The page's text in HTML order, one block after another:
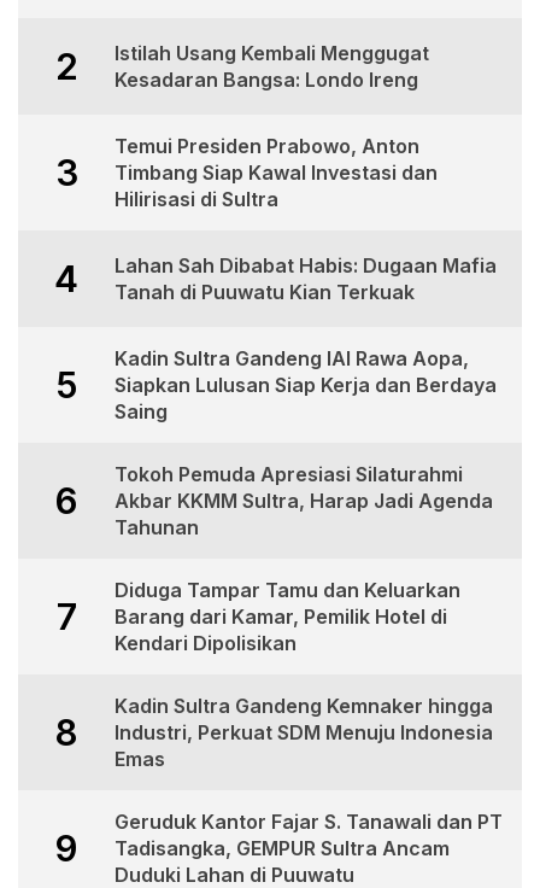
2
Istilah Usang Kembali Menggugat
Kesadaran Bangsa: Londo Ireng
3
Temui Presiden Prabowo, Anton
Timbang Siap Kawal Investasi dan
Hilirisasi di Sultra
4
Lahan Sah Dibabat Habis: Dugaan Mafia
Tanah di Puuwatu Kian Terkuak
5
Kadin Sultra Gandeng IAI Rawa Aopa,
Siapkan Lulusan Siap Kerja dan Berdaya
Saing
6
Tokoh Pemuda Apresiasi Silaturahmi
Akbar KKMM Sultra, Harap Jadi Agenda
Tahunan
7
Diduga Tampar Tamu dan Keluarkan
Barang dari Kamar, Pemilik Hotel di
Kendari Dipolisikan
8
Kadin Sultra Gandeng Kemnaker hingga
Industri, Perkuat SDM Menuju Indonesia
Emas
9
Geruduk Kantor Fajar S. Tanawali dan PT
Tadisangka, GEMPUR Sultra Ancam
Duduki Lahan di Puuwatu